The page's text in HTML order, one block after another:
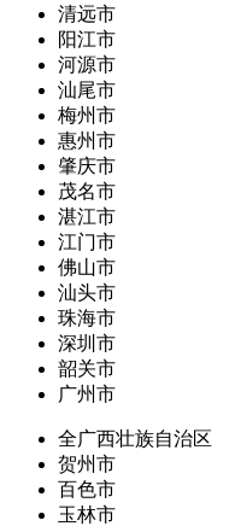
清远市
阳江市
河源市
汕尾市
梅州市
惠州市
肇庆市
茂名市
湛江市
江门市
佛山市
汕头市
珠海市
深圳市
韶关市
广州市
全广西壮族自治区
贺州市
百色市
玉林市